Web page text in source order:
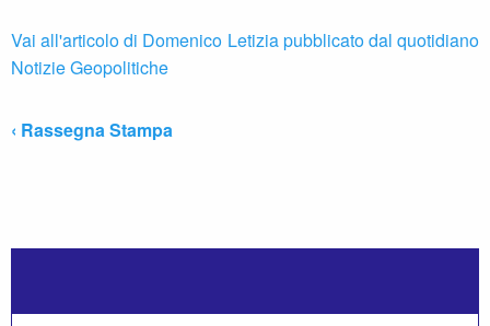
Vai all'articolo di Domenico Letizia pubblicato dal quotidiano
Notizie Geopolitiche
‹ Rassegna Stampa